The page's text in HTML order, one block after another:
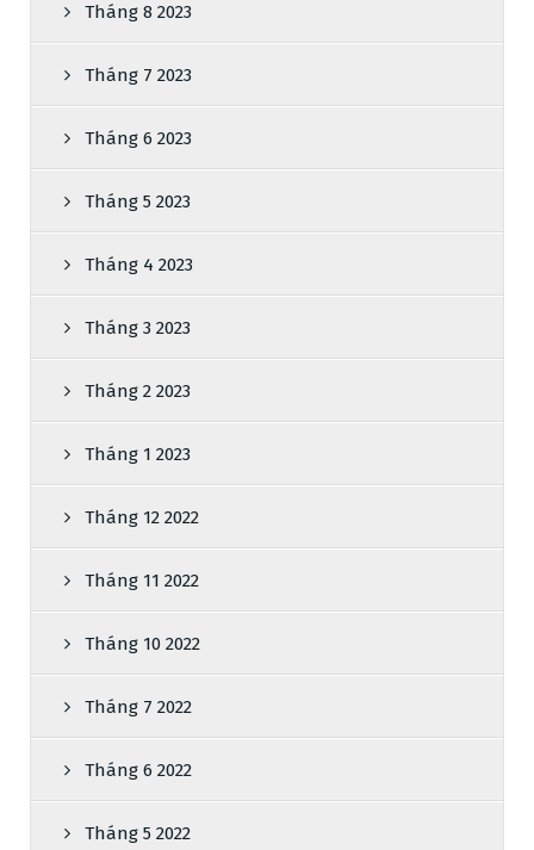
Tháng 8 2023
Tháng 7 2023
Tháng 6 2023
Tháng 5 2023
Tháng 4 2023
Tháng 3 2023
Tháng 2 2023
Tháng 1 2023
Tháng 12 2022
Tháng 11 2022
Tháng 10 2022
Tháng 7 2022
Tháng 6 2022
Tháng 5 2022